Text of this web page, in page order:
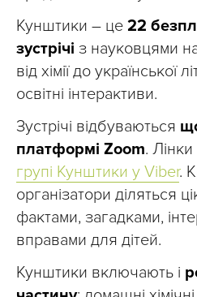
Кунштики – це 22
зустрічі з науковцями на
від хімії до української
освітні інтерактиви.
Зустрічі відбуваються
платформі Zoom.
групі Кунштики у Viber.
організатори діляться
фактами, загадками,
вправами для дітей.
Кунштики включають і